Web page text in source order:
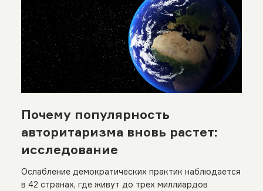
Почему популярность
авторитаризма вновь растет:
исследование
Ослабление демократических практик наблюдается
в 42 странах, где живут до трех миллиардов